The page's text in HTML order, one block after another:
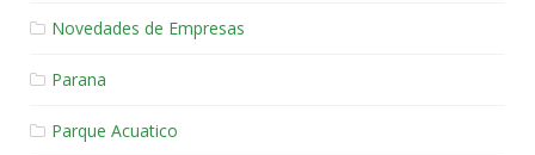
Novedades de Empresas
Parana
Parque Acuatico